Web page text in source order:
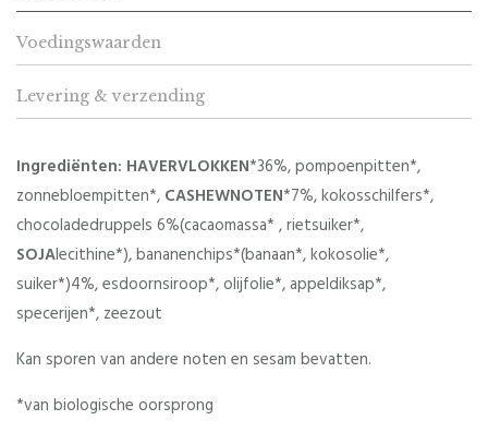
Voedingswaarden
Levering & verzending
Ingrediënten: HAVERVLOKKEN*36%, pompoenpitten*,
zonnebloempitten*, CASHEWNOTEN*7%, kokosschilfers*,
chocoladedruppels 6%(cacaomassa* , rietsuiker*,
SOJAlecithine*), bananenchips*(banaan*, kokosolie*,
suiker*)4%, esdoornsiroop*, olijfolie*, appeldiksap*,
specerijen*, zeezout
Kan sporen van andere noten en sesam bevatten.
*van biologische oorsprong